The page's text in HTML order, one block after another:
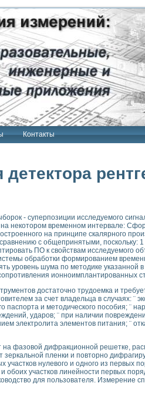
Контакты
В-46
National Instruments
с целью отладки систем
состава
трубах
систем
- суперпозиции исследуемого
некотором временном интервале:
на принципе скалярного
с общепринятыми, поскольку: 1
ПО к свойствам исследуемого
обработки формированием
уровень шума по методике указанной
ионноимплантированных
достаточно трудоемка и
за счет владельца в случаях: ¨
паспорта и методического пособия; ¨
ударов; ¨ при наличии
электролита элементов питания; ¨
фазовой дифракционной решетке,
пленки и повторно
нулевого и одного из первых
обоих участков линейности первых
для пользователя. Измерение